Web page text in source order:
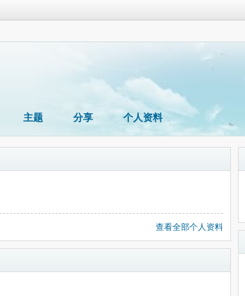
主题 分享 个人资料
查看全部个人资料